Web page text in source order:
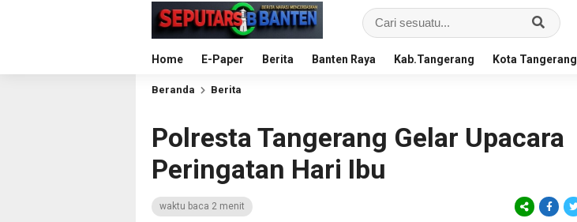
Home E-Paper Berita Banten Raya Kab.Tangerang Kota Tangerang
Beranda Berita
Polresta Tangerang Gelar Upacara
Peringatan Hari Ibu
waktu baca 2 menit